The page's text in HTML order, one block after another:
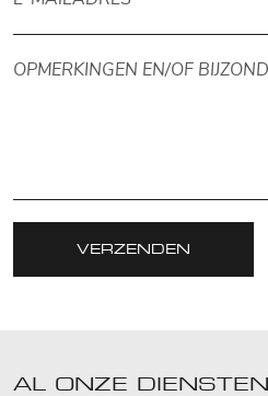
VERZENDEN
AL ONZE DIENSTEN